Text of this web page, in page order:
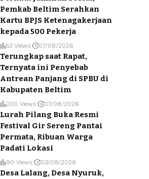
Pemkab Beltim Serahkan
Kartu BPJS Ketenagakerjaan
kepada 500 Pekerja
53 Views 07/08/2026
Terungkap saat Rapat,
Ternyata ini Penyebab
Antrean Panjang di SPBU di
Kabupaten Beltim
200 Views 07/08/2026
Lurah Pilang Buka Resmi
Festival Gir Sereng Pantai
Permata, Ribuan Warga
Padati Lokasi
90 Views 03/08/2026
Desa Lalang, Desa Nyuruk,